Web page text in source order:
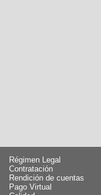
Régimen Legal
Contratación
Rendición de cuentas
Pago Virtual